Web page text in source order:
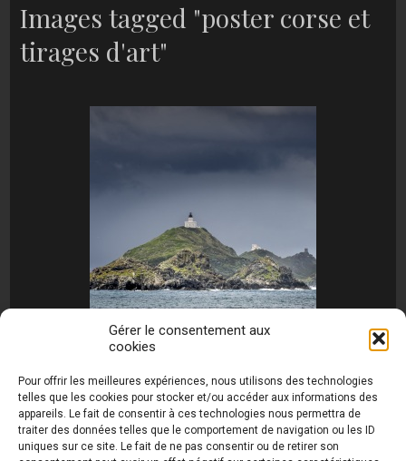
Gérer le consentement aux
cookies
Pour offrir les meilleures expériences, nous utilisons des technologies
telles que les cookies pour stocker et/ou accéder aux informations des
appareils. Le fait de consentir à ces technologies nous permettra de
traiter des données telles que le comportement de navigation ou les ID
uniques sur ce site. Le fait de ne pas consentir ou de retirer son
Images tagged "poster corse et
tirages d'art"